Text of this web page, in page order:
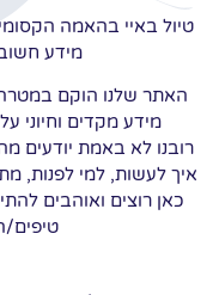
טיול באיי בהאמה
מידע
האתר שלנו הוקם
מידע מקדים וחיוני
רובנו לא באמת יודעים
איך לעשות, למי לפנות,
כאן רוצים ואוהבים
טיפים/